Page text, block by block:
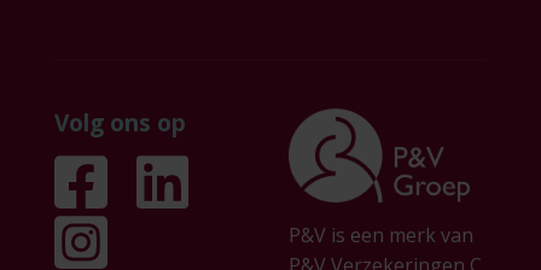
Volg ons op
P&V is een merk van